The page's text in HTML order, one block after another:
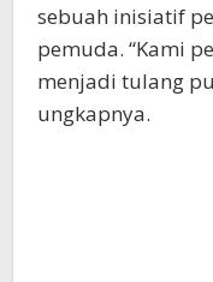
sebuah inisiatif
pemuda. “Kami
menjadi tulang
ungkapnya.